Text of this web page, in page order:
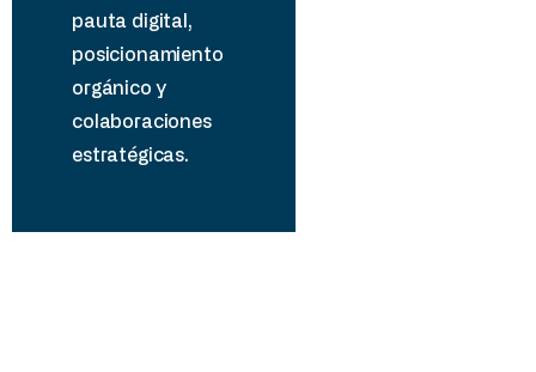
pauta digital,
posicionamiento
orgánico y
colaboraciones
estratégicas.